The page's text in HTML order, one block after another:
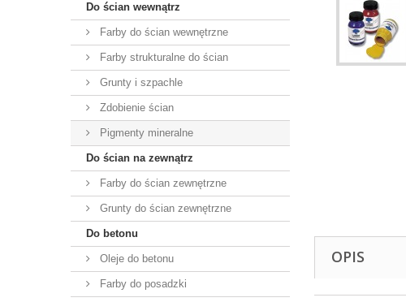
Do ścian wewnątrz
Farby do ścian wewnętrzne
Farby strukturalne do ścian
Grunty i szpachle
Zdobienie ścian
Pigmenty mineralne
Do ścian na zewnątrz
Farby do ścian zewnętrzne
Grunty do ścian zewnętrzne
Do betonu
Oleje do betonu
Farby do posadzki
OPIS